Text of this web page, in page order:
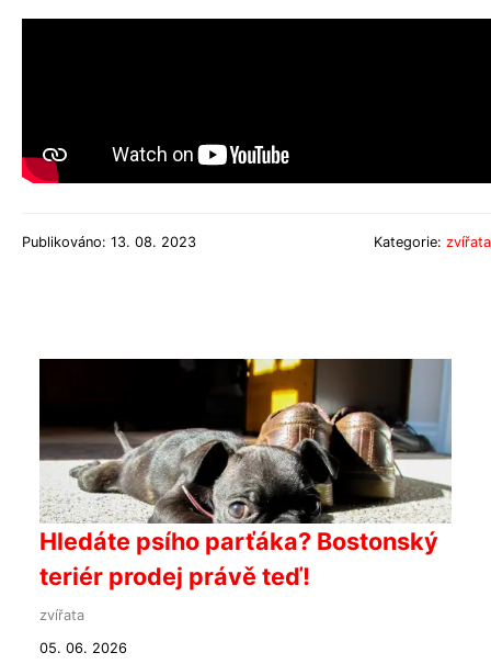
Publikováno: 13. 08. 2023 Kategorie: zvířata
Hledáte psího parťáka? Bostonský
teriér prodej právě teď!
zvířata
05. 06. 2026